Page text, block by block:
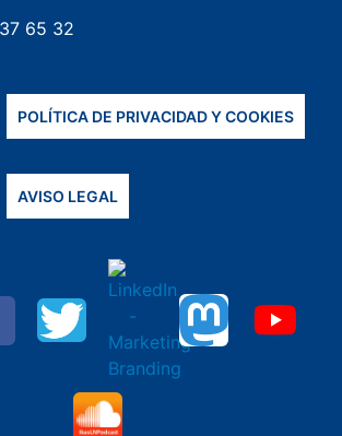
65 32
POLÍTICA DE PRIVACIDAD Y COOKIES
AVISO LEGAL